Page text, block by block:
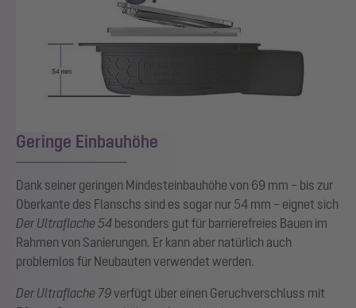
Geringe Einbauhöhe
Dank seiner geringen Mindesteinbauhöhe von 69 mm – bis zur
Oberkante des Flanschs sind es sogar nur 54 mm – eignet sich
Der Ultraflache 54 besonders gut für barrierefreies Bauen im
Rahmen von Sanierungen. Er kann aber natürlich auch
problemlos für Neubauten verwendet werden.
Der Ultraflache 79verfügt über einen Geruchverschluss mit